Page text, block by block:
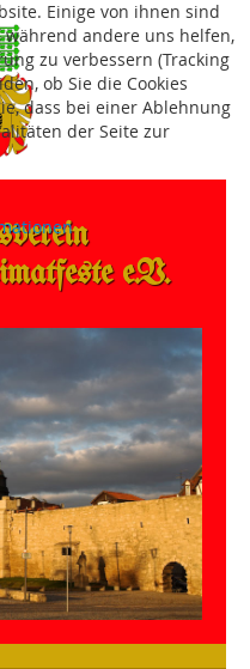
e.V.
Einige von ihnen sind
andere uns helfen,
zu verbessern (Tracking
ob Sie die Cookies
dass bei einer Ablehnung
der Seite zur